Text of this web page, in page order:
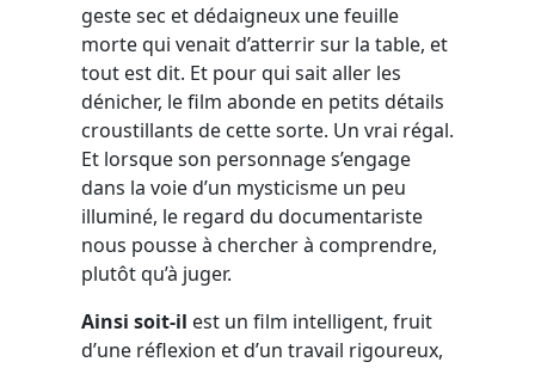
geste sec et dédaigneux une feuille
morte qui venait d’atterrir sur la table, et
tout est dit. Et pour qui sait aller les
dénicher, le film abonde en petits détails
croustillants de cette sorte. Un vrai régal.
Et lorsque son personnage s’engage
dans la voie d’un mysticisme un peu
illuminé, le regard du documentariste
nous pousse à chercher à comprendre,
plutôt qu’à juger.
Ainsi soit-il est un film intelligent, fruit
d’une réflexion et d’un travail rigoureux,